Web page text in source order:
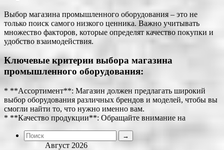
Выбор магазина промышленного оборудования – это не
только поиск самого низкого ценника. Важно учитывать
множество факторов, которые определят качество покупки и
удобство взаимодействия.
Ключевые критерии выбора магазина
промышленного оборудования:
* **Ассортимент**: Магазин должен предлагать широкий
выбор оборудования различных брендов и моделей, чтобы вы
смогли найти то, что нужно именно вам.
* **Качество продукции**: Обращайте внимание на
Август 2026